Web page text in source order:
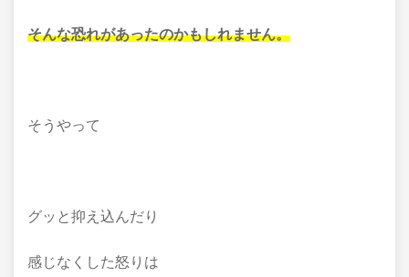
そんな恐れがあったのかもしれません。
そうやって
グッと抑え込んだり
感じなくした怒りは